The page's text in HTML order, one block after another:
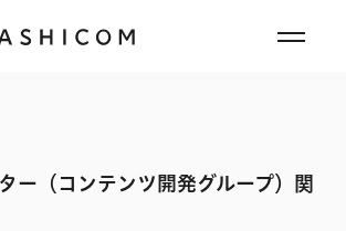
ー（コンテンツ開発グループ）関